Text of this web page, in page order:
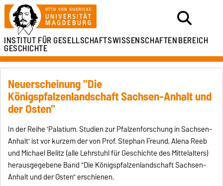
INSTITUT FÜRGESELLSCHAFTSWISSENSCHAFTENBEREICH
GESCHICHTE
Neuerscheinung "Die
Königspfalzenlandschaft Sachsen-Anhalt und
der Osten"
In der Reihe 'Palatium. Studien zur Pfalzenforschung in Sachsen-
Anhalt' ist vor kurzem der von Prof. Stephan Freund, Alena Reeb
und Michael Belitz (alle Lehrstuhl für Geschichte des Mittelalters)
herausgegebene Band "Die Königspfalzenlandschaft Sachsen-
Anhalt und der Osten" erschienen.